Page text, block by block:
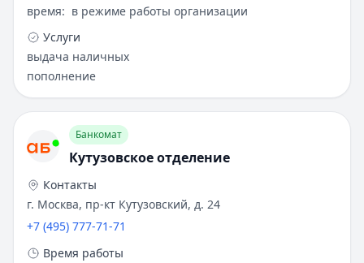
время: в режиме работы организации
Услуги
выдача наличных
пополнение
Банкомат
Кутузовское отделение
Контакты
г. Москва, пр-кт Кутузовский, д. 24
+7 (495) 777-71-71
Время работы